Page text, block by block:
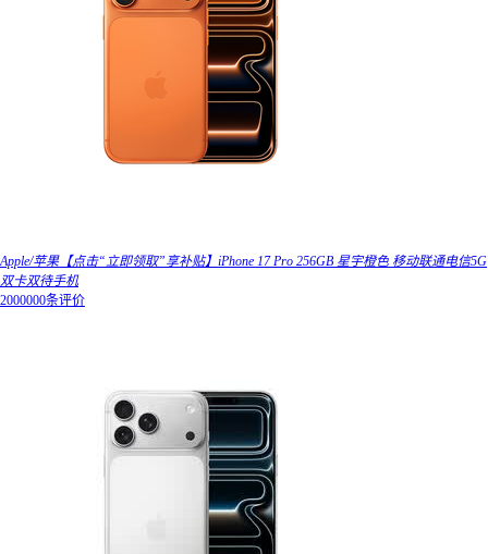
Apple/苹果【点击“立即领取”享补贴】iPhone 17 Pro 256GB 星宇橙色 移动联通电信5G
双卡双待手机
2000000条评价